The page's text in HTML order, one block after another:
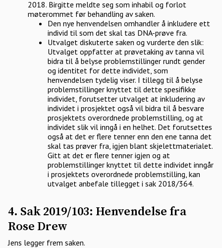
2018. Birgitte meldte seg som inhabil og forlot
møterommet før behandling av saken.
Den nye henvendelsen omhandler å inkludere ett
individ til som det skal tas DNA-prøve fra.
Utvalget diskuterte saken og vurderte den slik:
Utvalget oppfatter at prøvetaking av tanna vil
bidra til å belyse problemstillinger rundt gender
og identitet for dette individet, som
henvendelsen tydelig viser. I tillegg til å belyse
problemstillinger knyttet til dette spesifikke
individet, forutsetter utvalget at inkludering av
individet i prosjektet også vil bidra til å besvare
prosjektets overordnede problemstilling, og at
individet slik vil inngå i en helhet. Det forutsettes
også at det er flere tenner enn den ene tanna det
skal tas prøver fra, igjen blant skjelettmaterialet.
Gitt at det er flere tenner igjen og at
problemstillinger knyttet til dette individet inngår
i prosjektets overordnede problemstilling, kan
utvalget anbefale tillegget i sak 2018/364.
4. Sak 2019/103: Henvendelse fra
Rose Drew
Jens legger frem saken.